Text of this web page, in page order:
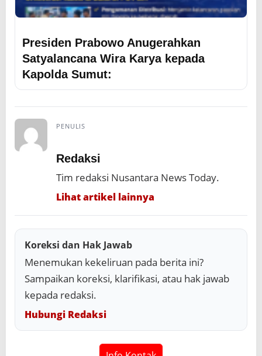
Presiden Prabowo Anugerahkan
Satyalancana Wira Karya kepada
Kapolda Sumut:
PENULIS
Redaksi
Tim redaksi Nusantara News Today.
Lihat artikel lainnya
Koreksi dan Hak Jawab
Menemukan kekeliruan pada berita ini?
Sampaikan koreksi, klarifikasi, atau hak jawab
kepada redaksi.
Hubungi Redaksi